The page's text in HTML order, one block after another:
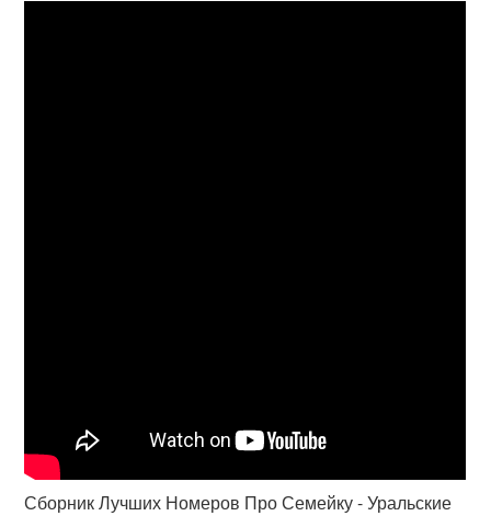
Сборник Лучших Номеров Про Семейку - Уральские